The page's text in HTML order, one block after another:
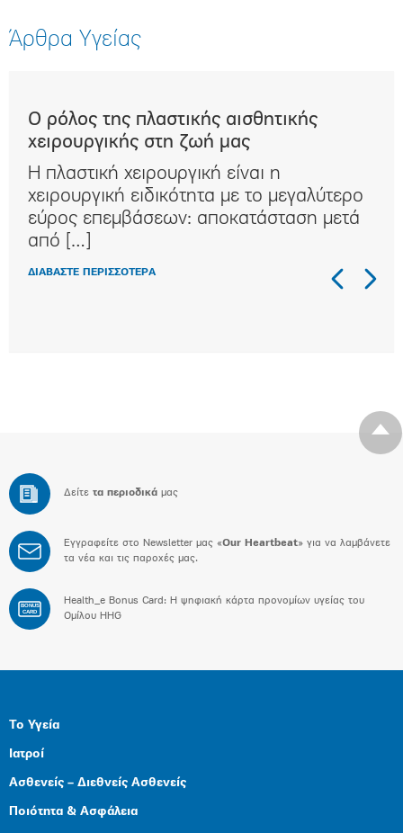
Άρθρα Υγείας
Ο ρόλος της πλαστικής αισθητικής
χειρουργικής στη ζωή μας
Η πλαστική χειρουργική είναι η
χειρουργική ειδικότητα με τo μεγαλύτερο
εύρος επεμβάσεων: αποκατάσταση μετά
από […]
ΔΙΑΒΑΣΤΕ ΠΕΡΙΣΣΟΤΕΡΑ
Δείτε τα περιοδικά μας
Εγγραφείτε στο Newsletter μας «Our Heartbeat» για να λαμβάνετε
τα νέα και τις παροχές μας.
BONUS
CARD
Health_e Bonus Card: H ψηφιακή κάρτα προνομίων υγείας του
Ομίλου HHG
Το Υγεία
Ιατροί
Ασθενείς – Διεθνείς Ασθενείς
Ποιότητα & Ασφάλεια